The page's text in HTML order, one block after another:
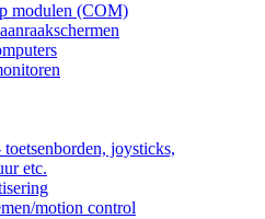
modulen (COM)
toetsenborden, joysticks,
etc.
motion control